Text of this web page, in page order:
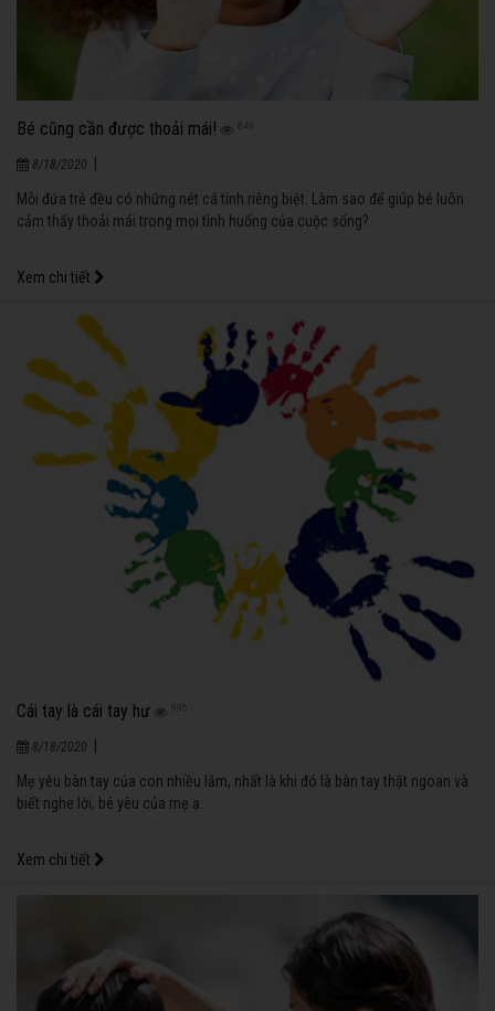
Bé cũng cần được thoải mái! 849
8/18/2020
Mỗi đứa trẻ đều có những nét cá tính riêng biệt. Làm sao để giúp bé luôn
cảm thấy thoải mái trong mọi tình huống của cuộc sống?
Xem chi tiết
Cái tay là cái tay hư 995
8/18/2020
Mẹ yêu bàn tay của con nhiều lắm, nhất là khi đó là bàn tay thật ngoan và
biết nghe lời, bé yêu của mẹ ạ.
Xem chi tiết